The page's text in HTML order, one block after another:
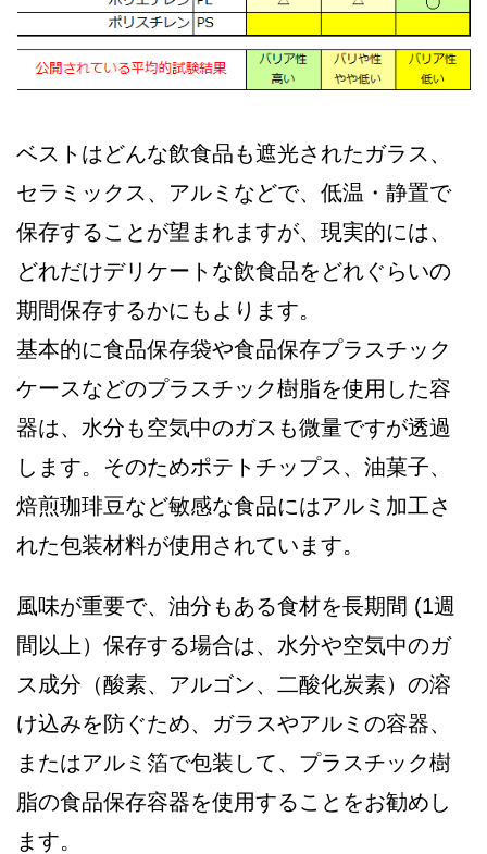
ベストはどんな飲食品も遮光されたガラス、
セラミックス、アルミなどで、低温・静置で
保存することが望まれますが、現実的には、
どれだけデリケートな飲食品をどれぐらいの
期間保存するかにもよります。
基本的に食品保存袋や食品保存プラスチック
ケースなどのプラスチック樹脂を使用した容
器は、水分も空気中のガスも微量ですが透過
します。そのためポテトチップス、油菓子、
焙煎珈琲豆など敏感な食品にはアルミ加工さ
れた包装材料が使用されています。
風味が重要で、油分もある食材を長期間 (1週
間以上）保存する場合は、水分や空気中のガ
ス成分（酸素、アルゴン、二酸化炭素）の溶
け込みを防ぐため、ガラスやアルミの容器、
またはアルミ箔で包装して、プラスチック樹
脂の食品保存容器を使用することをお勧めし
ます。